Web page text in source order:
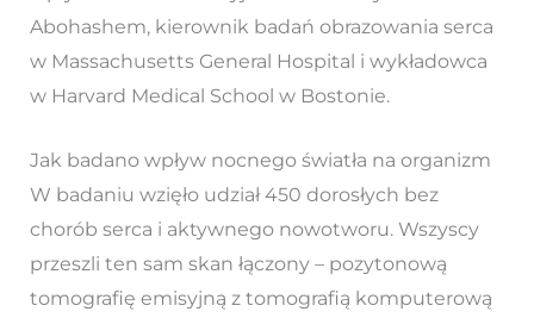
Abohashem, kierownik badań obrazowania serca
w Massachusetts General Hospital i wykładowca
w Harvard Medical School w Bostonie.
Jak badano wpływ nocnego światła na organizm
W badaniu wzięło udział 450 dorosłych bez
chorób serca i aktywnego nowotworu. Wszyscy
przeszli ten sam skan łączony – pozytonową
tomografię emisyjną z tomografią komputerową